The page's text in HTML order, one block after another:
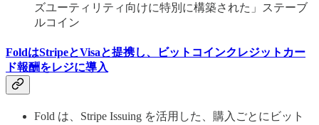
ズユーティリティ向けに特別に構築された」ステーブ
ルコイン
FoldはStripeとVisaと提携し、ビットコインクレジットカー
ド報酬をレジに導入
Fold は、Stripe Issuing を活用した、購入ごとにビット